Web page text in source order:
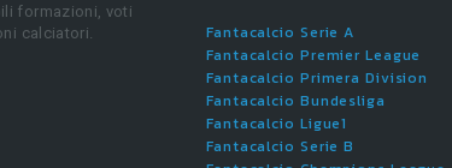
formazioni, voti
calciatori.
Fantacalcio Serie A
Fantacalcio Premier League
Fantacalcio Primera Division
Fantacalcio Bundesliga
Fantacalcio Ligue1
Fantacalcio Serie B